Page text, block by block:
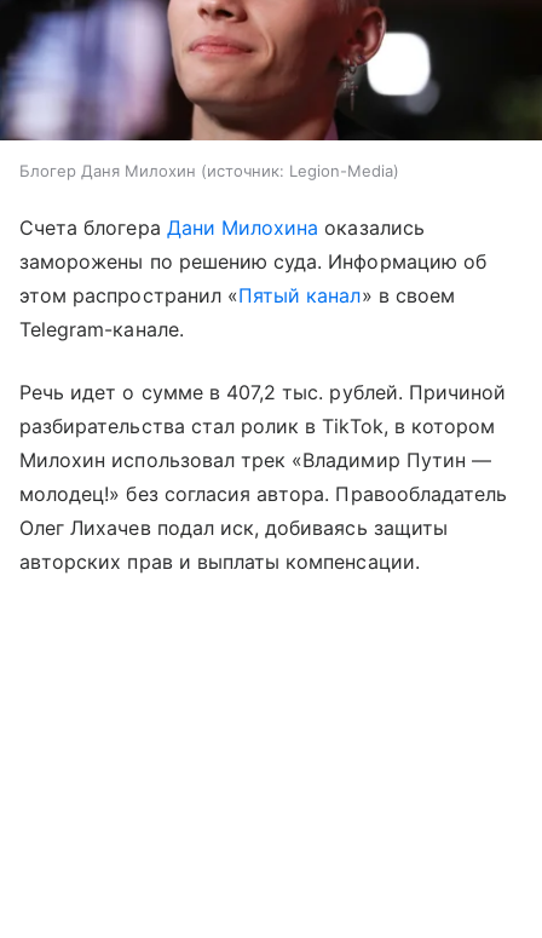
Блогер Даня Милохин источник: Legion-Media
Счета блогера Дани Милохина оказались
заморожены по решению суда. Информацию об
этом распространил «Пятый канал» в своем
Telegram-канале.
Речь идет о сумме в 407,2 тыс. рублей. Причиной
разбирательства стал ролик в TikTok, в котором
Милохин использовал трек «Владимир Путин —
молодец!» без согласия автора. Правообладатель
Олег Лихачев подал иск, добиваясь защиты
авторских прав и выплаты компенсации.